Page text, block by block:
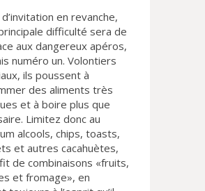
d’invitation en revanche,
difficulté sera de
aux dangereux apéros,
numéro un. Volontiers
ils poussent à
des aliments très
et à boire plus que
Limitez donc au
alcools, chips, toasts,
et autres cacahuètes,
de combinaisons «fruits,
et fromage», en